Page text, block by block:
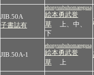
JIB.50A
子書誌有
ehonyuubuhomaregusa
絵本勇武誉
草
上、中、
下
JIB.50A-1
ehonyuubuhomaregusa
絵本勇武誉
草
上